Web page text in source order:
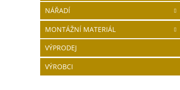
NÁŘADÍ
MONTÁŽNÍ MATERIÁL
VÝPRODEJ
VÝROBCI